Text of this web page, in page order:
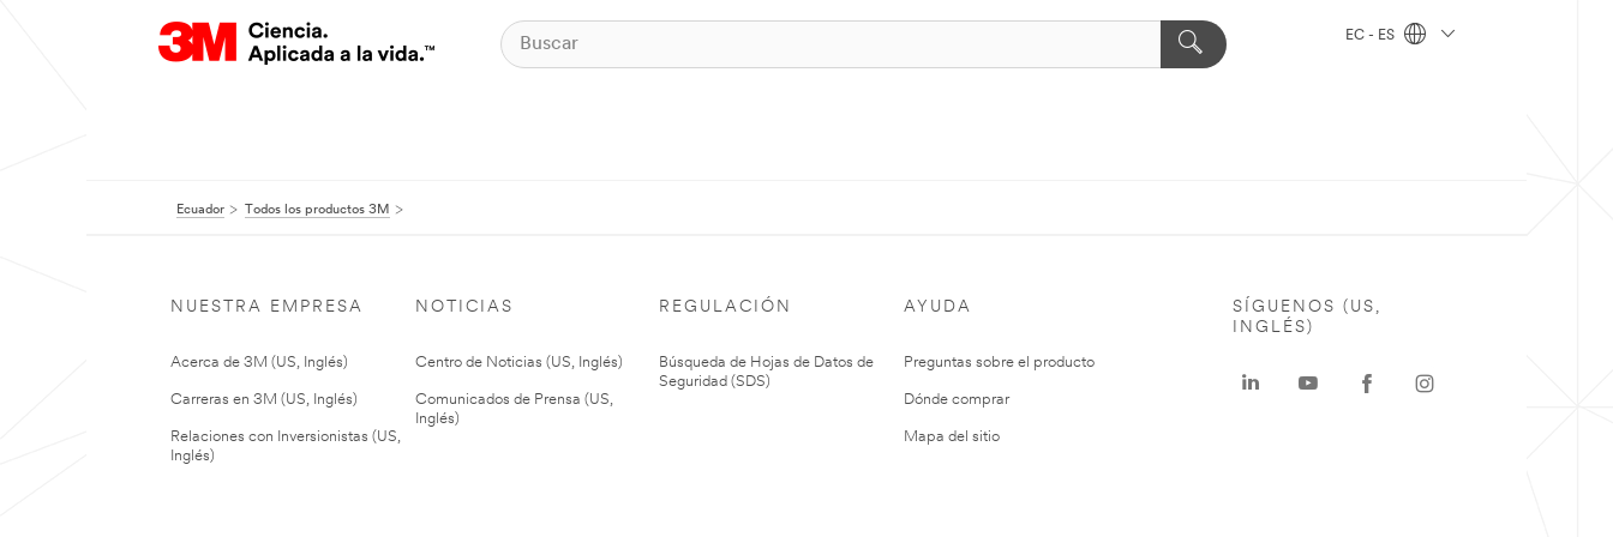
EC - ES
Ecuador Todos los productos 3M
NUESTRA EMPRESA
Acerca de 3M (US, Inglés)
Carreras en 3M (US, Inglés)
Relaciones con Inversionistas (US,
Inglés)
NOTICIAS
Centro de Noticias (US, Inglés)
Comunicados de Prensa (US,
Inglés)
REGULACIÓN
Búsqueda de Hojas de Datos de
Seguridad (SDS)
AYUDA
Preguntas sobre el producto
Dónde comprar
Mapa del sitio
SÍGUENOS (US,
INGLÉS)